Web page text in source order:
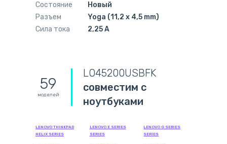
Состояние
Новый
Разъем
Yoga (11,2 x 4,5 mm)
Сила тока
2,25 А
59
моделей
LO45200USBFK
совместим с
ноутбуками
LENOVO THINKPAD
HELIX SERIES
LENOVO E SERIES
SERIES
LENOVO G SERIES
SERIES